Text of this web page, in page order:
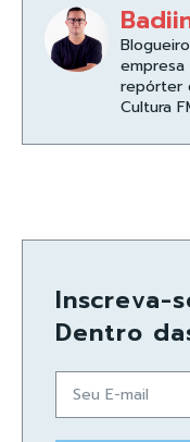
repórter
Cultura
Inscreva-
Dentro